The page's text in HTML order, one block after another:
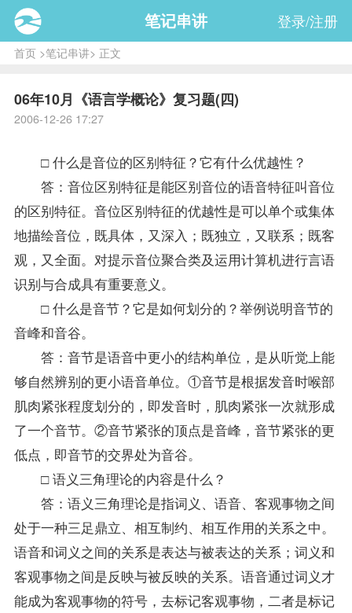
笔记串讲 登录/注册
首页>笔记串讲> 正文
06年10月《语言学概论》复习题(四)
2006-12-26 17:27
□ 什么是音位的区别特征？它有什么优越性？
答：音位区别特征是能区别音位的语音特征叫音位
的区别特征。音位区别特征的优越性是可以单个或集体
地描绘音位，既具体，又深入；既独立，又联系；既客
观，又全面。对提示音位聚合类及运用计算机进行言语
识别与合成具有重要意义。
□ 什么是音节？它是如何划分的？举例说明音节的
音峰和音谷。
答：音节是语音中更小的结构单位，是从听觉上能
够自然辨别的更小语音单位。①音节是根据发音时喉部
肌肉紧张程度划分的，即发音时，肌肉紧张一次就形成
了一个音节。②音节紧张的顶点是音峰，音节紧张的更
低点，即音节的交界处为音谷。
□ 语义三角理论的内容是什么？
答：语义三角理论是指词义、语音、客观事物之间
处于一种三足鼎立、相互制约、相互作用的关系之中。
语音和词义之间的关系是表达与被表达的关系；词义和
客观事物之间是反映与被反映的关系。语音通过词义才
能成为客观事物的符号，去标记客观事物，二者是标记